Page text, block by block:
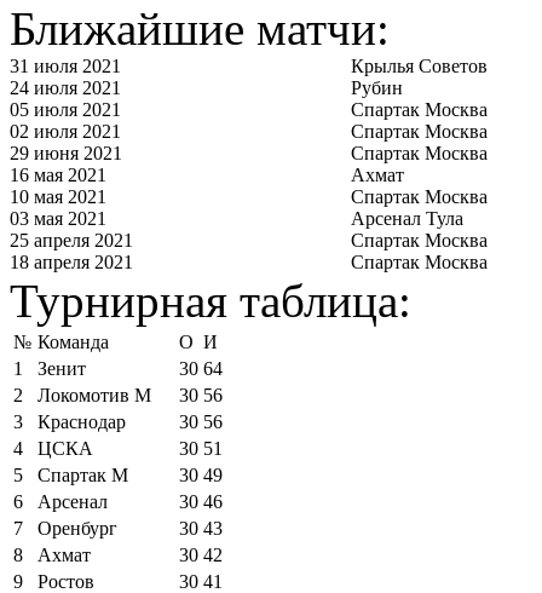
Ближайшие матчи:
31 июля 2021
Крылья Советов
24 июля 2021
Рубин
05 июля 2021
Спартак Москва
02 июля 2021
Спартак Москва
29 июня 2021
Спартак Москва
16 мая 2021
Ахмат
10 мая 2021
Спартак Москва
03 мая 2021
Арсенал Тула
25 апреля 2021
Спартак Москва
18 апреля 2021
Спартак Москва
Турнирная таблица:
№ Команда О И
1
Зенит 30 64
2
Локомотив М 30 56
3
Краснодар 30 56
4
ЦСКА 30 51
5
Спартак М 30 49
6
Арсенал 30 46
7
Оренбург 30 43
8
Ахмат 30 42
9
Ростов 30 41